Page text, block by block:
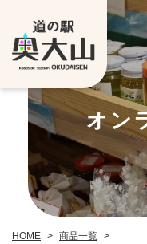
オン
HOME > 商品一覧 >